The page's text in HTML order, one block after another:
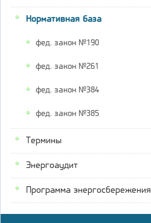
Нормативная база
фед. закон №190
фед. закон №261
фед. закон №384
фед. закон №385
Термины
Энергоаудит
Программа энергосбережения